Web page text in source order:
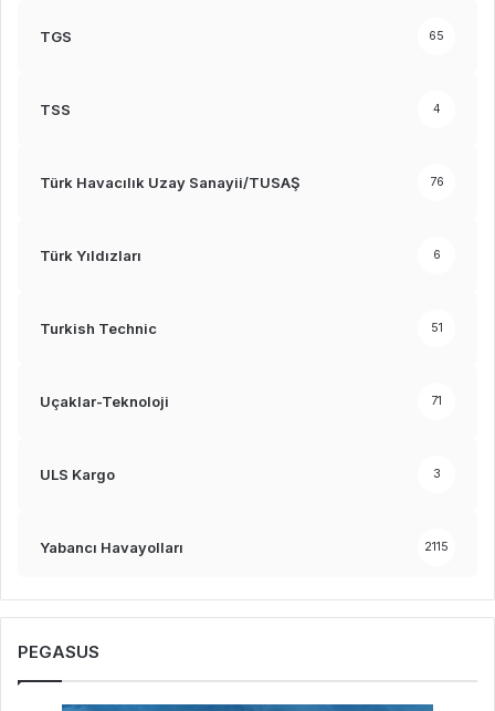
TGS 65
TSS 4
Türk Havacılık Uzay Sanayii/TUSAŞ 76
Türk Yıldızları 6
Turkish Technic 51
Uçaklar-Teknoloji 71
ULS Kargo 3
Yabancı Havayolları 2115
PEGASUS